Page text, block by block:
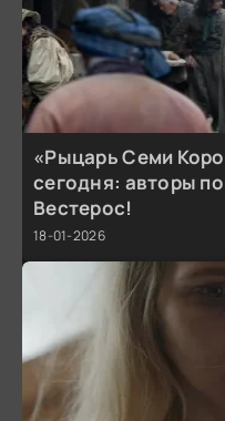
«Рыцарь Семи
сегодня: авторы
Вестерос!
18-01-2026